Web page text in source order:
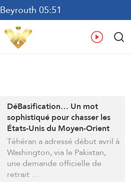
Beyrouth 05:51
ع
DéBasification… Un mot
sophistiqué pour chasser les
États-Unis du Moyen-Orient
Téhéran a adressé début avril à
Washington, via le Pakistan,
une demande officielle de
retrait …